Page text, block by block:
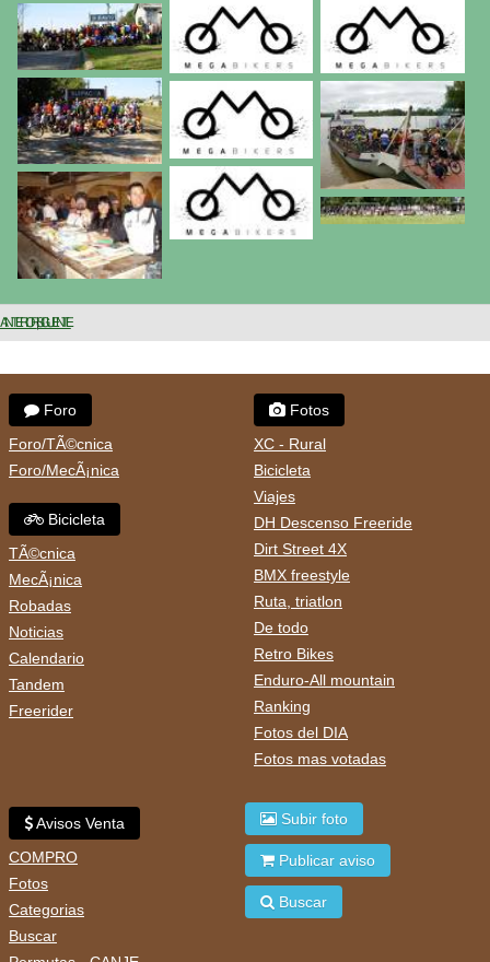
ANTERIORSIGUIENTE
Foro
Foro/TÃ©cnica
Foro/MecÃ¡nica
Bicicleta
TÃ©cnica
MecÃ¡nica
Robadas
Noticias
Calendario
Tandem
Freerider
Fotos
XC - Rural
Bicicleta
Viajes
DH Descenso Freeride
Dirt Street 4X
BMX freestyle
Ruta, triatlon
De todo
Retro Bikes
Enduro-All mountain
Ranking
Fotos del DIA
Fotos mas votadas
Avisos Venta
COMPRO
Fotos
Categorias
Buscar
Subir foto
Publicar aviso
Buscar